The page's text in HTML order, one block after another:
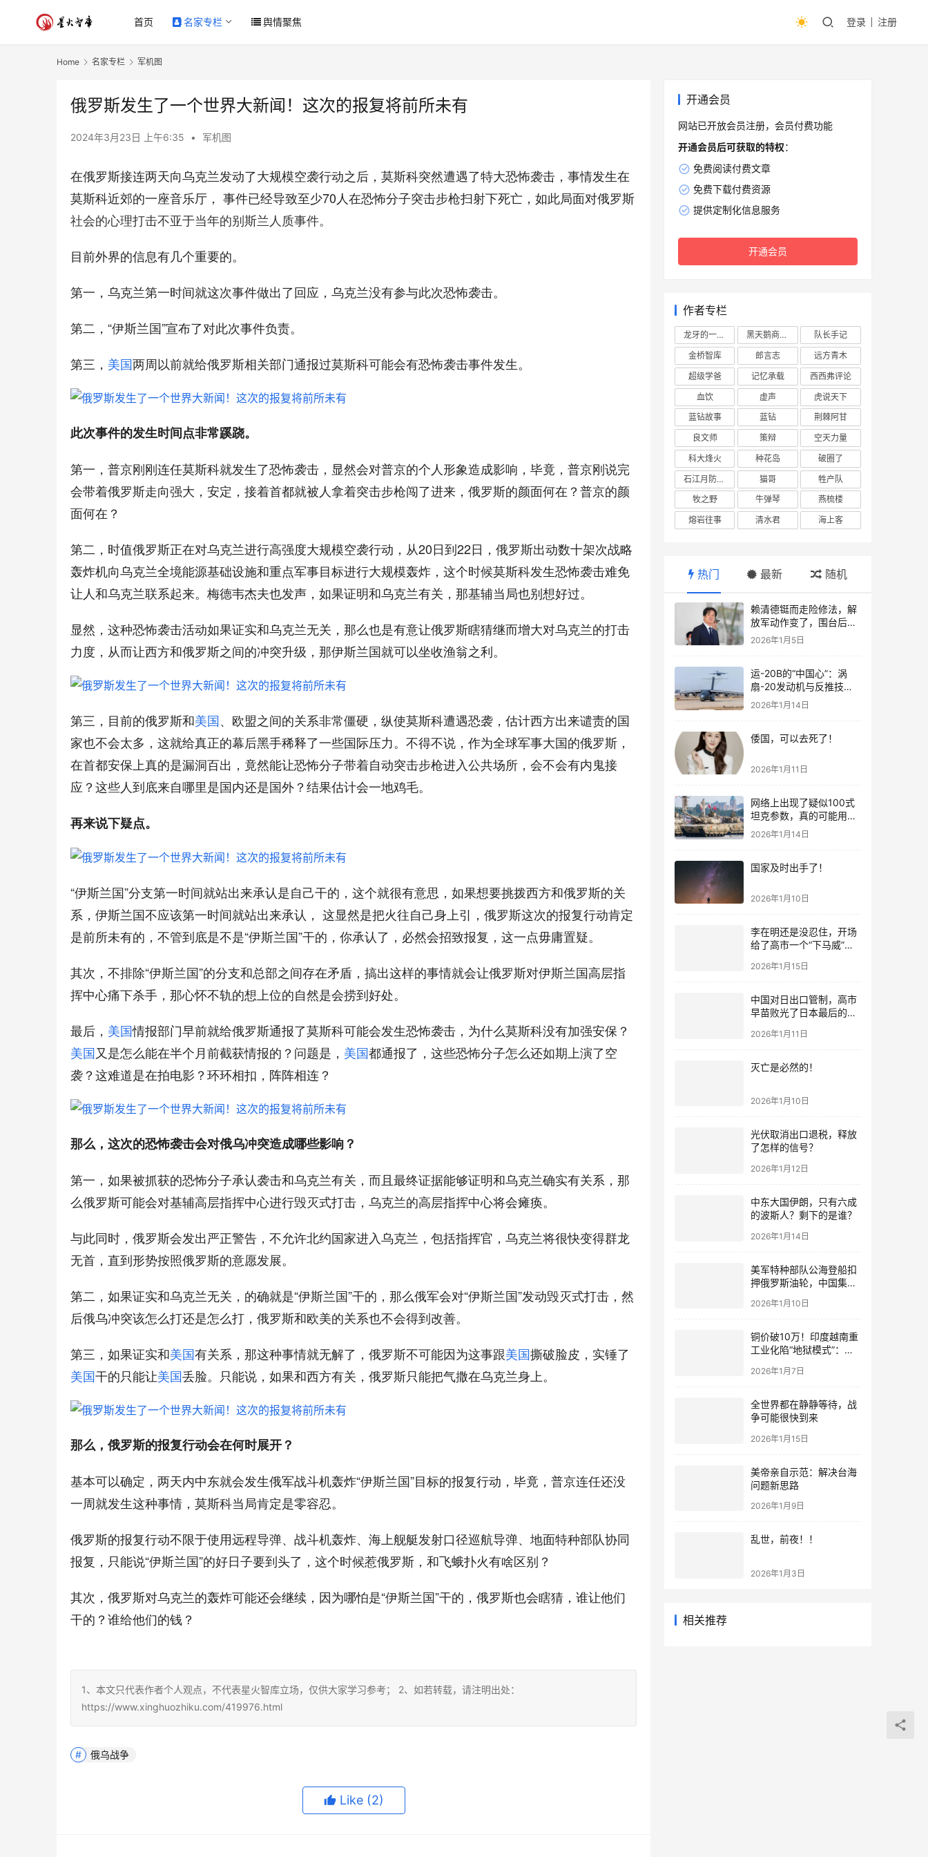
首页 名家专栏 舆情聚焦 登录 注册
Home 名家专栏 军机图
俄罗斯发生了一个世界大新闻！这次的报复将前所未有
2024年3月23日 上午6:35 • 军机图
在俄罗斯接连两天向乌克兰发动了大规模空袭行动之后，莫斯科突然遭遇了特大恐怖袭击，事情发生在
莫斯科近郊的一座音乐厅， 事件已经导致至少70人在恐怖分子突击步枪扫射下死亡，如此局面对俄罗斯
社会的心理打击不亚于当年的别斯兰人质事件。
目前外界的信息有几个重要的。
第一，乌克兰第一时间就这次事件做出了回应，乌克兰没有参与此次恐怖袭击。
第二，“伊斯兰国”宣布了对此次事件负责。
第三， 美国两周以前就给俄罗斯相关部门通报过莫斯科可能会有恐怖袭击事件发生。
此次事件的发生时间点非常蹊跷。
第一，普京刚刚连任莫斯科就发生了恐怖袭击，显然会对普京的个人形象造成影响，毕竟，普京刚说完
会带着俄罗斯走向强大，安定，接着首都就被人拿着突击步枪闯了进来，俄罗斯的颜面何在？普京的颜
面何在？
第二，时值俄罗斯正在对乌克兰进行高强度大规模空袭行动，从20日到22日，俄罗斯出动数十架次战略
轰炸机向乌克兰全境能源基础设施和重点军事目标进行大规模轰炸，这个时候莫斯科发生恐怖袭击难免
让人和乌克兰联系起来。梅德韦杰夫也发声，如果证明和乌克兰有关，那基辅当局也别想好过。
显然，这种恐怖袭击活动如果证实和乌克兰无关，那么也是有意让俄罗斯瞎猜继而增大对乌克兰的打击
力度，从而让西方和俄罗斯之间的冲突升级，那伊斯兰国就可以坐收渔翁之利。
第三，目前的俄罗斯和美国、欧盟之间的关系非常僵硬，纵使莫斯科遭遇恐袭，估计西方出来谴责的国
家也不会太多，这就给真正的幕后黑手稀释了一些国际压力。不得不说，作为全球军事大国的俄罗斯，
在首都安保上真的是漏洞百出，竟然能让恐怖分子带着自动突击步枪进入公共场所，会不会有内鬼接
应？这些人到底来自哪里是国内还是国外？结果估计会一地鸡毛。
再来说下疑点。
“伊斯兰国”分支第一时间就站出来承认是自己干的，这个就很有意思，如果想要挑拨西方和俄罗斯的关
系，伊斯兰国不应该第一时间就站出来承认， 这显然是把火往自己身上引，俄罗斯这次的报复行动肯定
是前所未有的，不管到底是不是“伊斯兰国”干的，你承认了，必然会招致报复，这一点毋庸置疑。
其次，不排除“伊斯兰国”的分支和总部之间存在矛盾，搞出这样的事情就会让俄罗斯对伊斯兰国高层指
挥中心痛下杀手，那心怀不轨的想上位的自然是会捞到好处。
最后， 美国情报部门早前就给俄罗斯通报了莫斯科可能会发生恐怖袭击，为什么莫斯科没有加强安保？
美国又是怎么能在半个月前截获情报的？问题是， 美国都通报了，这些恐怖分子怎么还如期上演了空
袭？这难道是在拍电影？环环相扣，阵阵相连？
那么，这次的恐怖袭击会对俄乌冲突造成哪些影响？
第一，如果被抓获的恐怖分子承认袭击和乌克兰有关，而且最终证据能够证明和乌克兰确实有关系，那
么俄罗斯可能会对基辅高层指挥中心进行毁灭式打击，乌克兰的高层指挥中心将会瘫痪。
与此同时，俄罗斯会发出严正警告，不允许北约国家进入乌克兰，包括指挥官，乌克兰将很快变得群龙
无首，直到形势按照俄罗斯的意愿发展。
第二，如果证实和乌克兰无关，的确就是“伊斯兰国”干的，那么俄军会对“伊斯兰国”发动毁灭式打击，然
后俄乌冲突该怎么打还是怎么打，俄罗斯和欧美的关系也不会得到改善。
第三，如果证实和美国有关系，那这种事情就无解了，俄罗斯不可能因为这事跟美国撕破脸皮，实锤了
美国干的只能让美国丢脸。只能说，如果和西方有关，俄罗斯只能把气撒在乌克兰身上。
那么，俄罗斯的报复行动会在何时展开？
基本可以确定，两天内中东就会发生俄军战斗机轰炸“伊斯兰国”目标的报复行动，毕竟，普京连任还没
一周就发生这种事情，莫斯科当局肯定是零容忍。
俄罗斯的报复行动不限于使用远程导弹、战斗机轰炸、海上舰艇发射口径巡航导弹、地面特种部队协同
报复，只能说“伊斯兰国”的好日子要到头了，这个时候惹俄罗斯，和飞蛾扑火有啥区别？
其次，俄罗斯对乌克兰的轰炸可能还会继续，因为哪怕是“伊斯兰国”干的，俄罗斯也会瞎猜，谁让他们
干的？谁给他们的钱？
1、本文只代表作者个人观点，不代表星火智库立场，仅供大家学习参考； 2、如若转载，请注明出处：
https://www.xinghuozhiku.com/419976.html
俄乌战争
Like (2)
开通会员
网站已开放会员注册，会员付费功能
开通会员后可获取的特权：
免费阅读付费文章
免费下载付费资源
提供定制化信息服务
开通会员
作者专栏
龙牙的一座山 黑天鹅商业情报站
队长手记
金桥智库
郎言志
远方青木
超级学爸
记忆承载
西西弗评论
血饮
虚声
虎说天下
蓝钻故事
蓝钻
荆棘阿甘
良文师
策辩
空天力量
科大烽火
种花岛
破圈了
石江月防务观察
猫哥
牲产队
牧之野
牛弹琴
燕梳楼
熔岩往事
清水君 海上客
热门 最新 随机
赖清德铤而走险修法，解
放军动作变了，围台后的
“真正杀招”曝光
2026年1月5日
运-20B的“中国心”：涡
扇-20发动机与反推技术
大突破！
2026年1月14日
倭国，可以去死了！
2026年1月11日
网络上出现了疑似100式
坦克参数，真的可能用了
钛合金装甲！
2026年1月14日
国家及时出手了！
2026年1月10日
李在明还是没忍住，开场
给了高市一个“下马威”，
2026年1月15日
中国对日出口管制，高市
早苗败光了日本最后的国
2026年1月11日
灭亡是必然的！
2026年1月10日
光伏取消出口退税，释放
了怎样的信号？
2026年1月12日
中东大国伊朗，只有六成
的波斯人？剩下的是谁？
2026年1月14日
美军特种部队公海登船扣
押俄罗斯油轮，中国集装
2026年1月10日
铜价破10万！印度越南重
工业化陷“地狱模式”：中
再也复刻不了
2026年1月7日
全世界都在静静等待，战
争可能很快到来
2026年1月15日
美帝亲自示范：解决台海
问题新思路
2026年1月9日
乱世，前夜！！
2026年1月3日
相关推荐